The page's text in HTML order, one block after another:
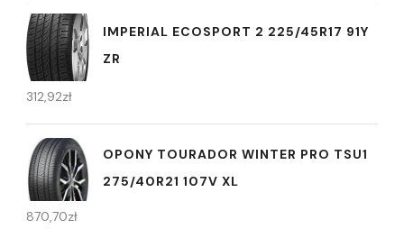
IMPERIAL ECOSPORT 2 225/45R17 91Y
ZR
312,92zł
OPONY TOURADOR WINTER PRO TSU1
275/40R21 107V XL
870,70zł